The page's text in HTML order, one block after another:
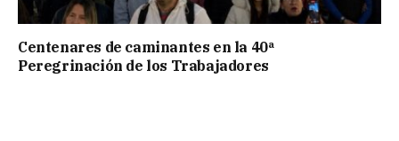
Centenares de caminantes en la 40ª
Peregrinación de los Trabajadores